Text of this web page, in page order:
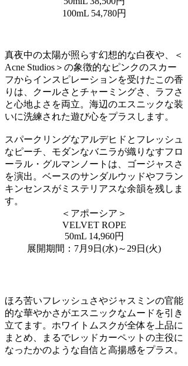
100mL 54,780円
真夜中の太陽が照らす幻想的な白夜や、＜
Acne Studios＞の象徴的なピンクのスカー
フからインスピレーションを受けたこの香
りは、クールさとチャーミングさ、ラフさ
と心地よさを両立。海辺のエスニックな装
いに洗練された遊び心をプラスします。
スパークリングなアルデヒドとフレッシュ
なピーチ、モダンなバニラが織りなすフロ
ーラル・グルマンノートは、ゴージャスさ
を演出。ベースのサンダルウッドやフラン
キンセンスがミステリアスな余韻を残しま
す。
＜アポーシア＞
VELVET ROPE
50mL 14,960円
展開期間：7月9日(水)～29日(火)
ほろ苦いフレッシュさやジャスミンの官能
的な華やかさがエスニックなムードを引き
立てます。ホワイトムスクが全体を上品に
まとめ、まるでレッドカーペットの主役に
なったかのような自信と高揚感をプラス。